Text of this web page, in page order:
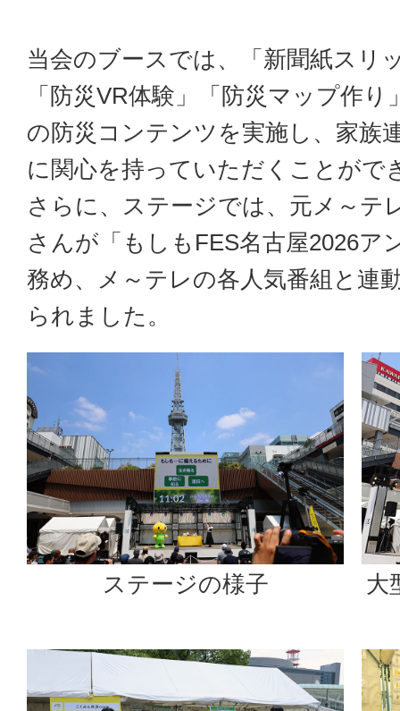
当会のブースでは、「新聞紙スリ
「防災VR体験」「防災マップ作
の防災コンテンツを実施し、家族
に関心を持っていただくことがで
さらに、ステージでは、元メ～テ
さんが「もしもFES名古屋2026ア
務め、メ～テレの各人気番組と連
られました。
ステージの様子 大